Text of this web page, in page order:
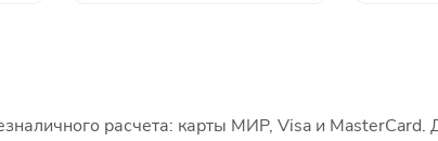
расчета: карты МИР, Visa и